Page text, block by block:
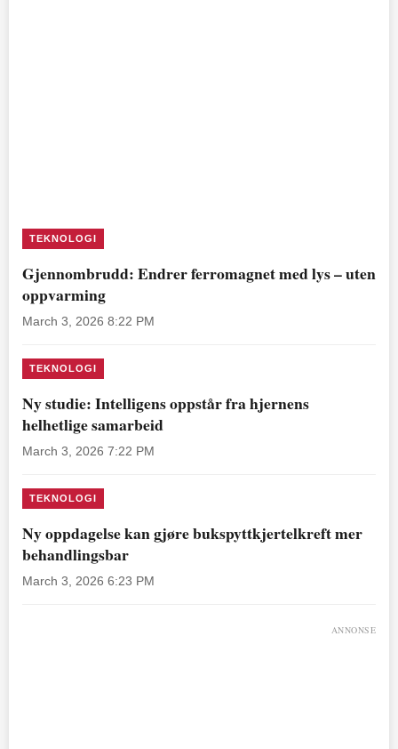
TEKNOLOGI
Gjennombrudd: Endrer ferromagnet med lys – uten
oppvarming
March 3, 2026 8:22 PM
TEKNOLOGI
Ny studie: Intelligens oppstår fra hjernens
helhetlige samarbeid
March 3, 2026 7:22 PM
TEKNOLOGI
Ny oppdagelse kan gjøre bukspyttkjertelkreft mer
behandlingsbar
March 3, 2026 6:23 PM
ANNONSE